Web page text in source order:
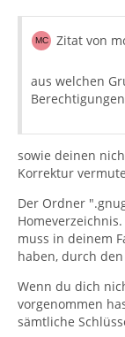
Zitat von
aus welchen
sowie deinen
Korrektur
Der Ordner
muss in deinem
haben, durch
Wenn du dich
vorgenommen
sämtliche